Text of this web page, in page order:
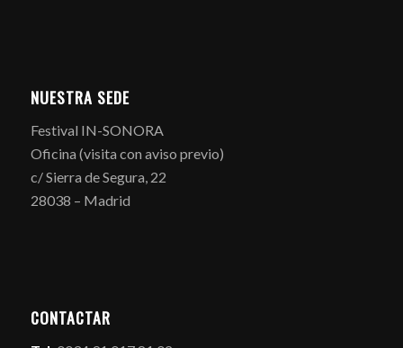
NUESTRA SEDE
Festival IN-SONORA
Oficina (visita con aviso previo)
c/ Sierra de Segura, 22
28038 – Madrid
CONTACTAR